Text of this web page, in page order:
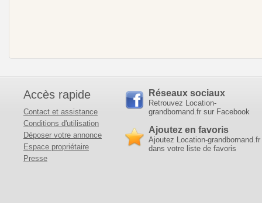
Accès rapide
Contact et assistance
Conditions d'utilisation
Déposer votre annonce
Espace propriétaire
Presse
Réseaux sociaux
Retrouvez Location-
grandbornand.fr sur Facebook
Ajoutez en favoris
Ajoutez Location-grandbornand.fr
dans votre liste de favoris